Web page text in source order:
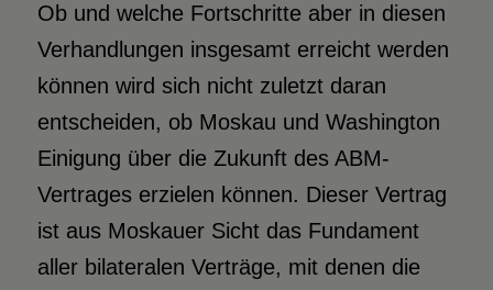
Ob und welche Fortschritte aber in diesen
Verhandlungen insgesamt erreicht werden
können wird sich nicht zuletzt daran
entscheiden, ob Moskau und Washington
Einigung über die Zukunft des ABM-
Vertrages erzielen können. Dieser Vertrag
ist aus Moskauer Sicht das Fundament
aller bilateralen Verträge, mit denen die